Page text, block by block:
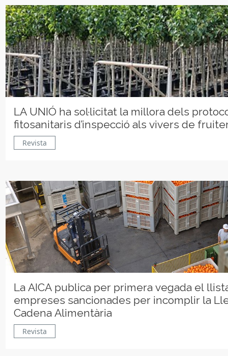
LA UNIÓ ha sol·licitat la millora dels
fitosanitaris d’inspecció als vivers de
Revista
La AICA publica per primera vegada el
empreses sancionades per incomplir la
Cadena Alimentària
Revista